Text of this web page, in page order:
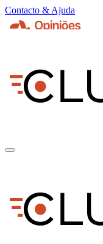
Contacto & Ajuda